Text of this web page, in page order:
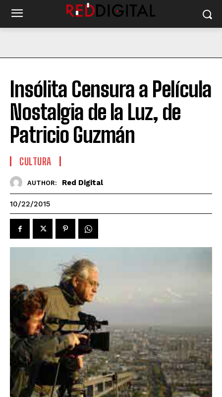
Insólita Censura a Película
Nostalgia de la Luz, de
Patricio Guzmán
CULTURA
AUTHOR: Red Digital
10/22/2015